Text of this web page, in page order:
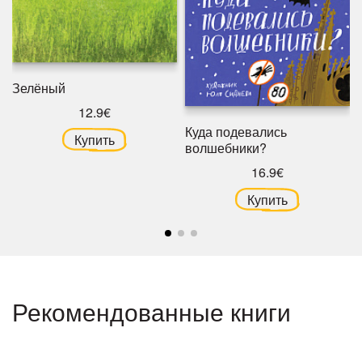
Зелёный
12.9€
Купить
Куда подевались
волшебники?
16.9€
Купить
Рекомендованные книги